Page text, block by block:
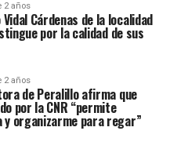
2 años
Vidal Cárdenas de la localidad
por la calidad de sus
2 años
de Peralillo afirma que
por la CNR “permite
y organizarme para regar”